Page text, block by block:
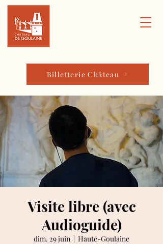
Billetterie Château
Visite libre (avec
Audioguide)
dim. 29 juin
  |
Haute-Goulaine